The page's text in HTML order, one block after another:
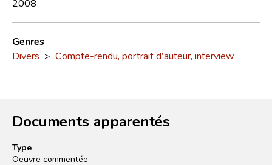
2008
Genres
Divers > Compte-rendu, portrait d'auteur, interview
Documents apparentés
Type
Oeuvre commentée